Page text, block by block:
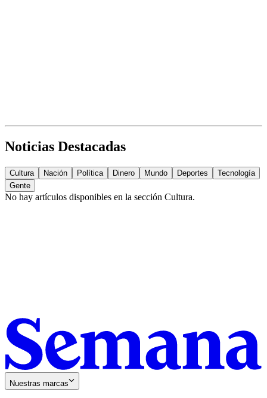
Noticias Destacadas
Cultura Nación Política Dinero Mundo Deportes
Tecnología
Gente
No hay artículos disponibles en la sección Cultura.
Nuestras marcas